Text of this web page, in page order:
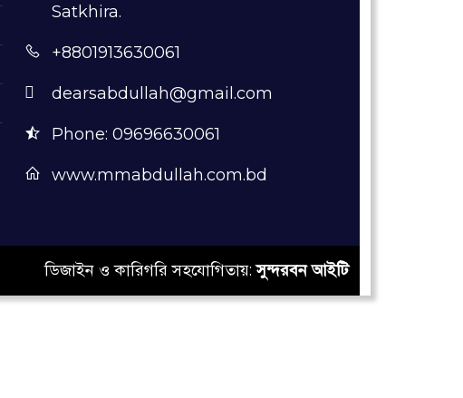
Satkhira.
+8801913630061
dearsabdullah@gmail.com
Phone: 09696630061
www.mmabdullah.com.bd
ডিজাইন ও কারিগরি সহযোগিতায়:সুন্দরবন আইটি